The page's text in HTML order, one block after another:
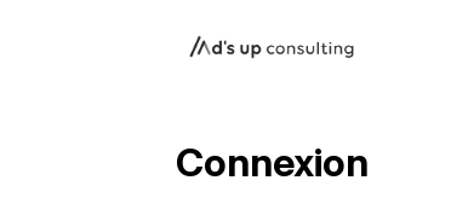
Connexion